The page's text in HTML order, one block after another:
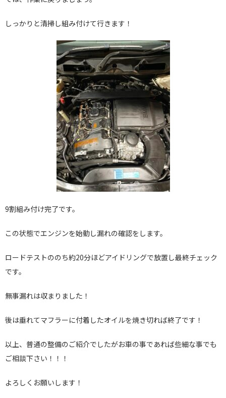
しっかりと清掃し組み付けて行きます！
9割組み付け完了です。
この状態でエンジンを始動し漏れの確認をします。
ロードテストののち約20分ほどアイドリングで放置し最終チェック
です。
無事漏れは収まりました！
後は垂れてマフラーに付着したオイルを焼き切れば終了です！
以上、普通の整備のご紹介でしたがお車の事であれば些細な事でも
ご相談下さい！！！
よろしくお願いします！